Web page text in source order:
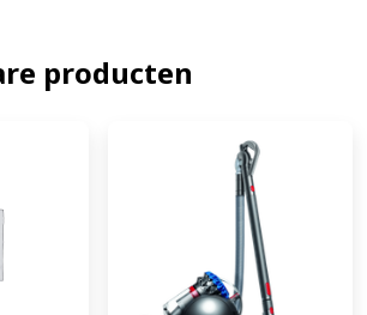
vloeren, dan is dit een goede keuze
producten